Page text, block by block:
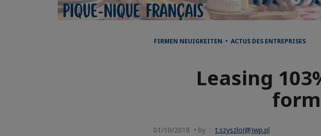
FIRMEN NEUIGKEITEN • ACTUS DES ENTREPRISES
Leasing
01/10/2018 • by : t.szyszlo(@)wp.pl